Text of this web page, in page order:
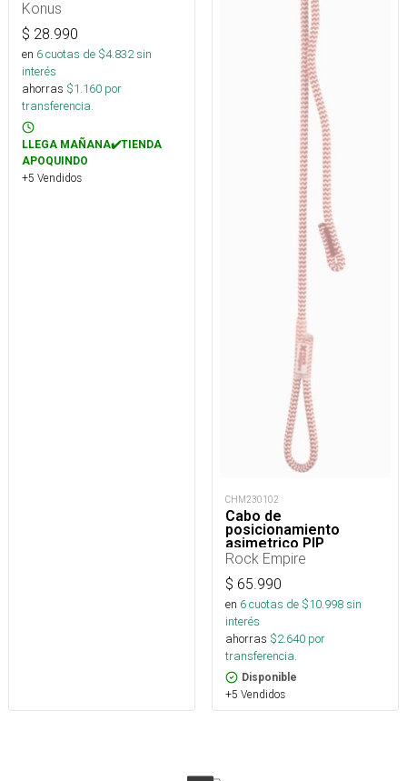
Konus
$ 28.990
en 6cuotas de $4.832sin
interés
ahorras $1.160 por
transferencia.
LLEGA MAÑANA✔️TIENDA
APOQUINDO
+5 Vendidos
CHM230102
Cabo de
posicionamiento
asimetrico PIP
regulable 15 a 85 cm
Rock Empire
$ 65.990
en 6cuotas de $10.998sin
interés
ahorras $2.640 por
transferencia.
Disponible
+5 Vendidos